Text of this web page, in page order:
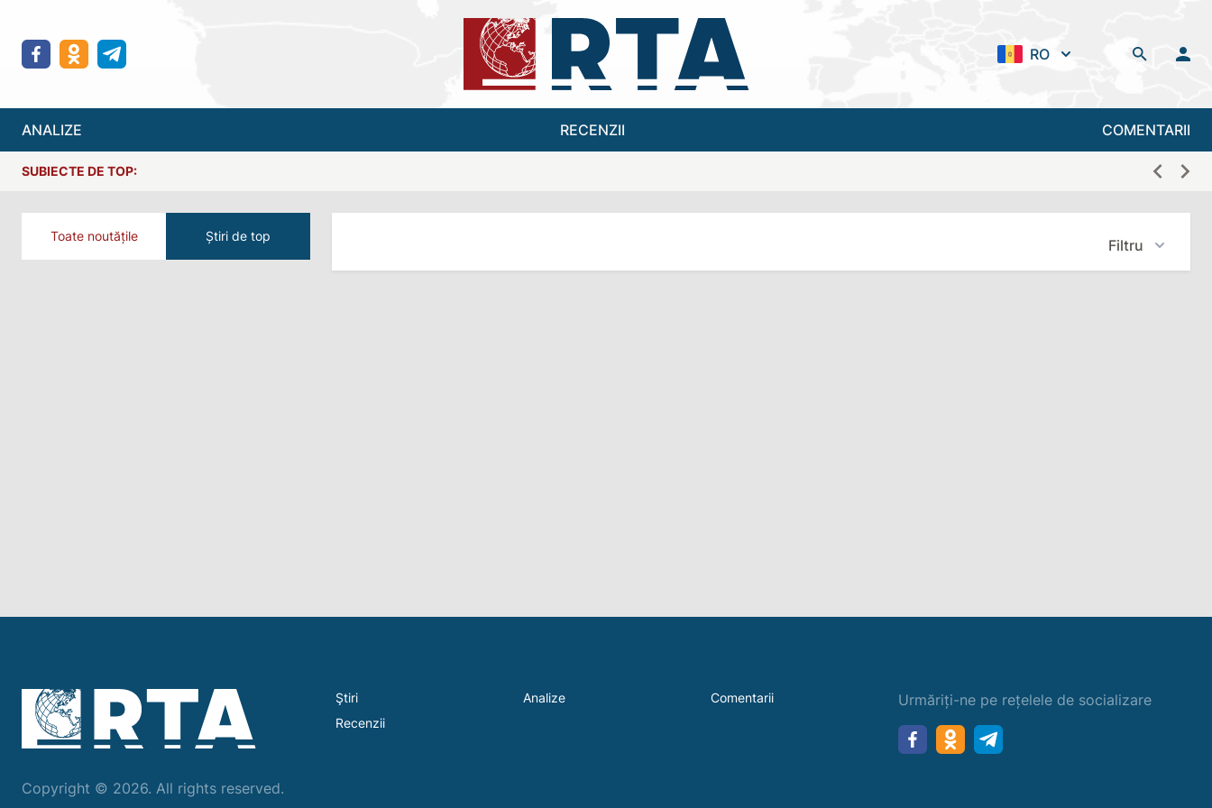
RO
ANALIZE RECENZII COMENTARII
SUBIECTE DE TOP:
Toate noutățile Știri de top
Filtru
Copyright © 2026. All rights reserved.
Ştiri Analize
Comentarii
Recenzii
Urmăriți-ne pe rețelele de socializare